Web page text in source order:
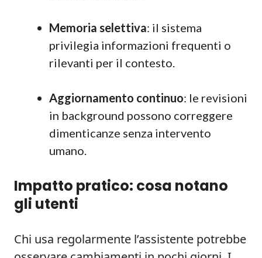
Memoria selettiva: il sistema
privilegia informazioni frequenti o
rilevanti per il contesto.
Aggiornamento continuo: le revisioni
in background possono correggere
dimenticanze senza intervento
umano.
Impatto pratico: cosa notano
gli utenti
Chi usa regolarmente l’assistente potrebbe